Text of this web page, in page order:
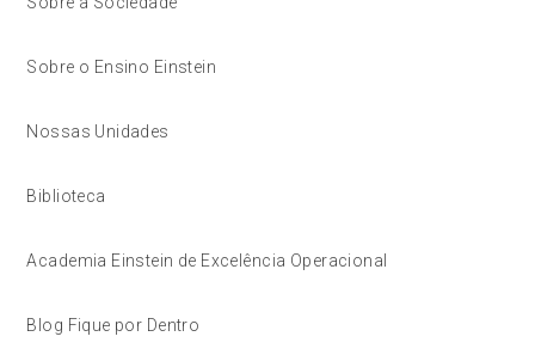
Sobre o Ensino Einstein
Nossas Unidades
Biblioteca
Academia Einstein de Excelência Operacional
Blog Fique por Dentro